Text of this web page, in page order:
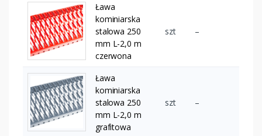
Ława
kominiarska
stalowa 250
mm L-2,0 m
czerwona
szt –
Ława
kominiarska
stalowa 250
mm L-2,0 m
grafitowa
szt –